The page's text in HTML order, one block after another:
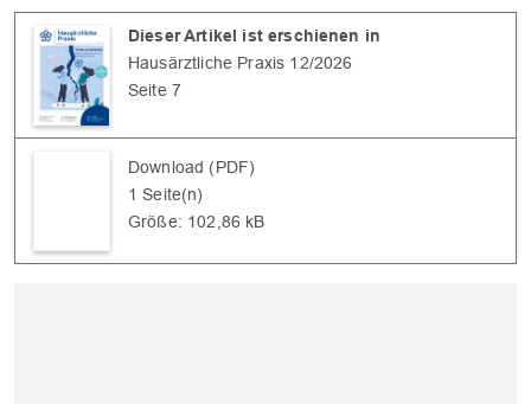
Dieser Artikel ist erschienen in
Hausärztliche Praxis 12/2026
Seite 7
Download (PDF)
1 Seite(n)
Größe: 102,86 kB